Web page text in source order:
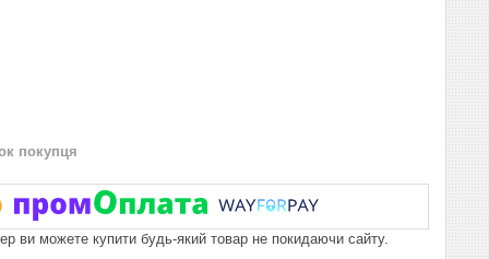
покупця
ви можете купити будь-який товар не покидаючи сайту.